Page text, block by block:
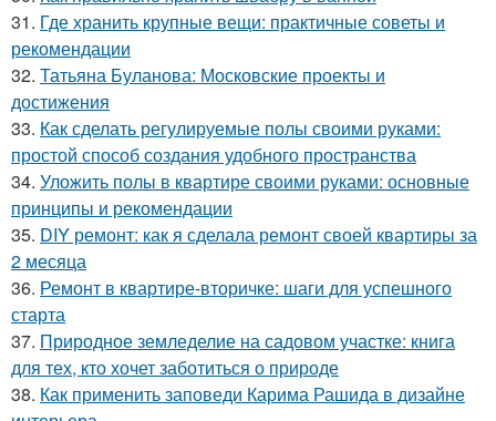
31. Где хранить крупные вещи: практичные советы и
рекомендации
32. Татьяна Буланова: Московские проекты и
достижения
33. Как сделать регулируемые полы своими руками:
простой способ создания удобного пространства
34. Уложить полы в квартире своими руками: основные
принципы и рекомендации
35. DIY ремонт: как я сделала ремонт своей квартиры за
2 месяца
36. Ремонт в квартире-вторичке: шаги для успешного
старта
37. Природное земледелие на садовом участке: книга
для тех, кто хочет заботиться о природе
38. Как применить заповеди Карима Рашида в дизайне